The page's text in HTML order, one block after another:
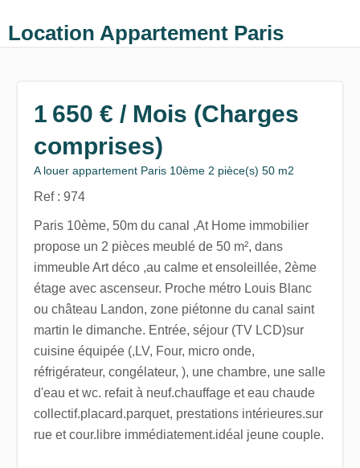
Location Appartement Paris
1 650 € / Mois (Charges
comprises)
A louer appartement Paris 10ème 2 pièce(s) 50 m2
Ref : 974
Paris 10ème, 50m du canal ,At Home immobilier
propose un 2 pièces meublé de 50 m², dans
immeuble Art déco ,au calme et ensoleillée, 2ème
étage avec ascenseur. Proche métro Louis Blanc
ou château Landon, zone piétonne du canal saint
martin le dimanche. Entrée, séjour (TV LCD)sur
cuisine équipée (,LV, Four, micro onde,
réfrigérateur, congélateur, ), une chambre, une salle
d'eau et wc. refait à neuf.chauffage et eau chaude
collectif.placard.parquet, prestations intérieures.sur
rue et cour.libre immédiatement.idéal jeune couple.